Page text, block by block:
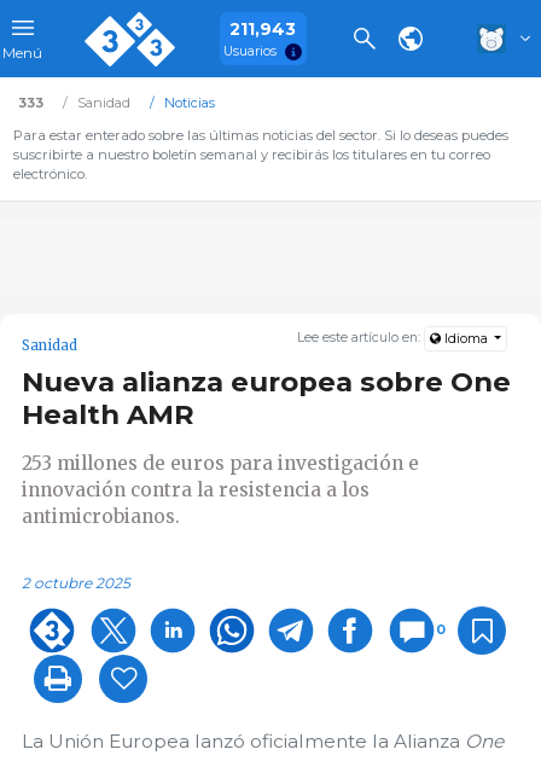
Menú
211,943
Usuarios
333 Sanidad
Noticias
Para estar enterado sobre las últimas noticias del sector. Si lo deseas puedes
suscribirte a nuestro boletín semanal y recibirás los titulares en tu correo
electrónico.
Lee este artículo en: Idioma
Sanidad
Nueva alianza europea sobre One
Health AMR
253 millones de euros para investigación e
innovación contra la resistencia a los
antimicrobianos.
2 octubre 2025
0
La Unión Europea lanzó oficialmente la Alianza One